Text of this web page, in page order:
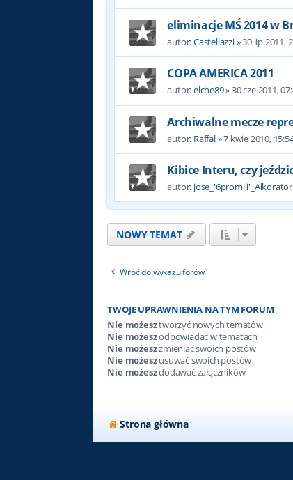
eliminacje MŚ 2014 w
autor:Castellazzi»30 lip 2011,
COPA AMERICA 2011
autor:elche89»30 cze 2011,
Archiwalne mecze
autor: Raffal»7 kwie 2010,
Kibice Interu, czy
autor: jose_'6promili'_Alkorator
NOWY TEMAT
Wróć do wykazu forów
TWOJE UPRAWNIENIA NA TYM FORUM
Nie możesztworzyć nowych tematów
Nie możeszodpowiadać w tematach
Nie możeszzmieniać swoich postów
Nie możeszusuwać swoich postów
Nie możeszdodawać załączników
Strona główna